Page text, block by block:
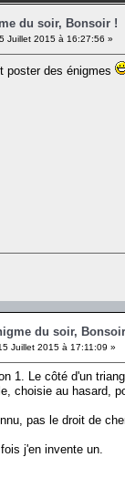
du soir, Bonsoir !
Juillet 2015 à 16:27:56 »
poster des énigmes
du soir,
Juillet 2015 à 17:11:09 »
1. Le côté d'un
choisie au hasard,
pas le droit de
j'en invente un.